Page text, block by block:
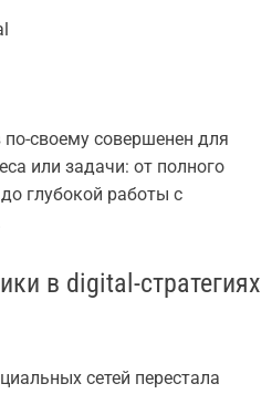
своему совершенен для
или задачи: от полного
глубокой работы с
в digital-стратегиях
сетей перестала